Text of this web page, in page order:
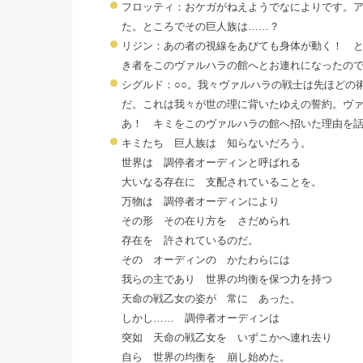
フロッティ：おケガがねえようでなによりです。
た。ところでその巨人族は……？
リジン：あの者の視線をあびても身体が動く
き者をこのヴァルハラの館へとお連れになったの
シグルド：○○。我々ヴァルハラの戦士は先ほど
だ。これは我々が世の理に背いたゆえの誓約。ヴ
あ！ キミをこのヴァルハラの館へ招いた理由を
キミたち 巨人族は 知らないだろう。
世界は 調停者オーディンと呼ばれる
大いなる存在に 支配されていることを。
万物は 調停者オーディンにより
その形 その在り方を さだめられ
存在を 許されているのだ。
その オーディンの かたわらには
我らの主であり 世界の均衡を保つ力を持つ
天命の戦乙女の姿が 常に あった。
しかし…… 調停者オーディンは
突如 天命の戦乙女を いずこかへ連れ去り
自ら 世界の均衡を 崩し始めた。